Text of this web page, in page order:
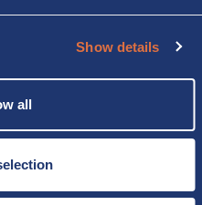
Show details
all